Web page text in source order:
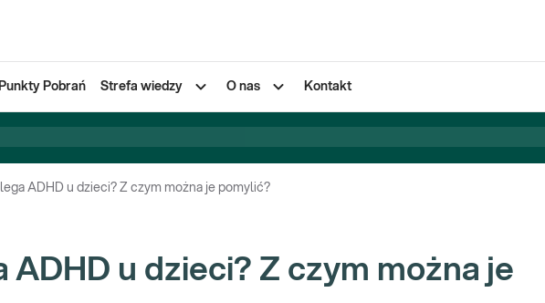
Punkty Pobrań Strefa wiedzy O nas Kontakt
ADHD u dzieci? Z czym można je pomylić?
ADHD u dzieci? Z czym można je